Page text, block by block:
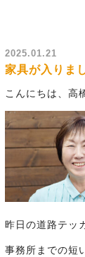
2025.01.21
家具が入りま
こんにちは、高
昨日の道路テッ
事務所までの短